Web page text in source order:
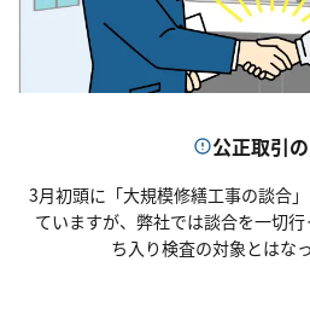
公正取引
3月初頭に「大規模修繕工事の談合
ていますが、 弊社では談合を一切
ち入り検査の対象とはな